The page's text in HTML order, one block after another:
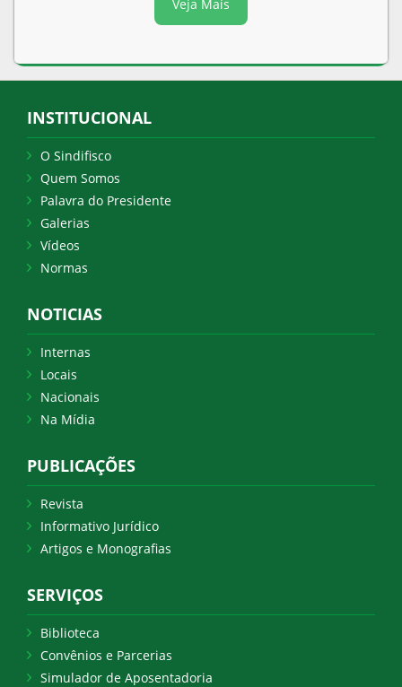
Veja Mais
INSTITUCIONAL
O Sindifisco
Quem Somos
Palavra do Presidente
Galerias
Vídeos
Normas
NOTICIAS
Internas
Locais
Nacionais
Na Mídia
PUBLICAÇÕES
Revista
Informativo Jurídico
Artigos e Monografias
SERVIÇOS
Biblioteca
Convênios e Parcerias
Simulador de Aposentadoria